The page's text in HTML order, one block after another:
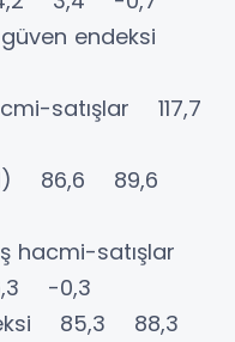
endeksi
satışlar 117,7
86,6 89,6
hacmi-satışlar
-0,3
85,3 88,3